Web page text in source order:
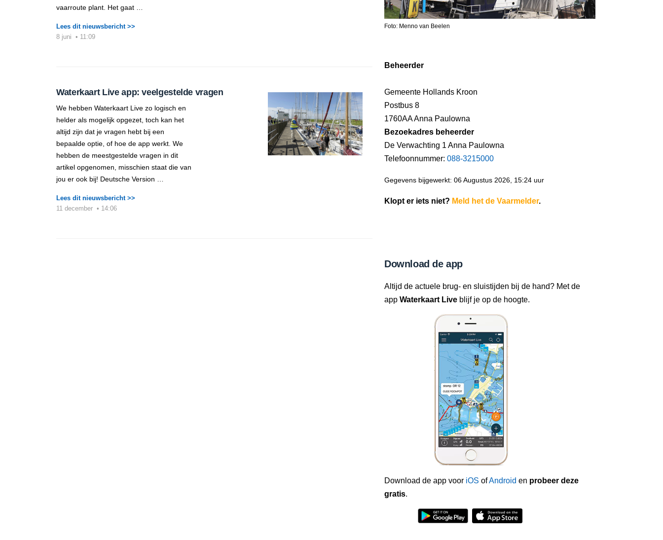
vaarroute plant. Het gaat …
Lees dit nieuwsbericht >>
8 juni • 11:09
Waterkaart Live app: veelgestelde vragen
We hebben Waterkaart Live zo logisch en
helder als mogelijk opgezet, toch kan het
altijd zijn dat je vragen hebt bij een
bepaalde optie, of hoe de app werkt. We
hebben de meestgestelde vragen in dit
artikel opgenomen, misschien staat die van
jou er ook bij! Deutsche Version …
Lees dit nieuwsbericht >>
11 december • 14:06
Foto: Menno van Beelen
Beheerder
Gemeente Hollands Kroon
Postbus 8
1760AA Anna Paulowna
Bezoekadres beheerder
De Verwachting 1 Anna Paulowna
Telefoonnummer: 088-3215000
Gegevens bijgewerkt: 06 Augustus 2026, 15:24 uur
Klopt er iets niet? Meld het de Vaarmelder.
Download de app
Altijd de actuele brug- en sluistijden bij de hand? Met de
app Waterkaart Live blijf je op de hoogte.
Download de app voor iOS ofAndroid en probeer deze
gratis.